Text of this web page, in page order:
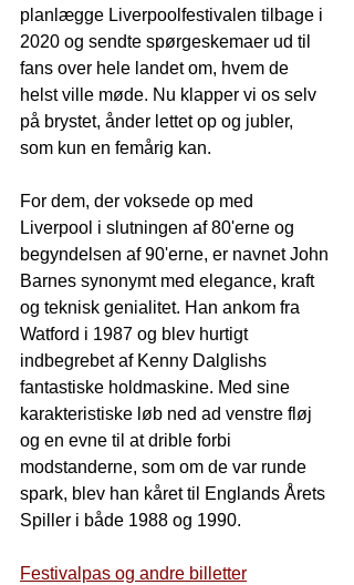
planlægge Liverpoolfestivalen tilbage i
2020 og sendte spørgeskemaer ud til
fans over hele landet om, hvem de
helst ville møde. Nu klapper vi os selv
på brystet, ånder lettet op og jubler,
som kun en femårig kan.
For dem, der voksede op med
Liverpool i slutningen af 80'erne og
begyndelsen af 90'erne, er navnet John
Barnes synonymt med elegance, kraft
og teknisk genialitet. Han ankom fra
Watford i 1987 og blev hurtigt
indbegrebet af Kenny Dalglishs
fantastiske holdmaskine. Med sine
karakteristiske løb ned ad venstre fløj
og en evne til at drible forbi
modstanderne, som om de var runde
spark, blev han kåret til Englands Årets
Spiller i både 1988 og 1990.
Festivalpas og andre billetter